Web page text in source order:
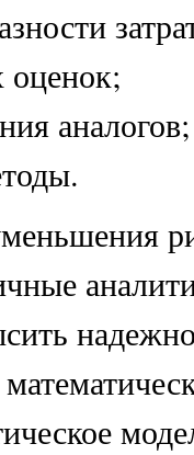
оценок;
аналогов;